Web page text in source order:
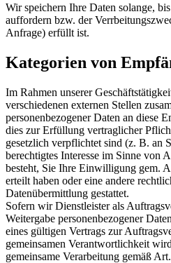
Wir speichern Ihre Daten solange,
auffordern bzw. der
Anfrage) erfüllt ist.
Kategorien von
Im Rahmen unserer
verschiedenen externen Stellen
personenbezogener Daten an diese
dies zur Erfüllung vertraglicher
gesetzlich verpflichtet sind (z. B. an
berechtigtes Interesse im Sinne von
besteht, Sie Ihre Einwilligung gem.
erteilt haben oder eine andere
Datenübermittlung gestattet.
Sofern wir Dienstleister als
Weitergabe personenbezogener
eines gültigen Vertrags zur
gemeinsamen Verantwortlichkeit
gemeinsame Verarbeitung gemäß